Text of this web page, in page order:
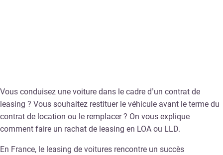
Vous conduisez une voiture dans le cadre d’un contrat de
leasing ? Vous souhaitez restituer le véhicule avant le terme du
contrat de location ou le remplacer ? On vous explique
comment faire un rachat de leasing en LOA ou LLD.
En France, le leasing de voitures rencontre un succès